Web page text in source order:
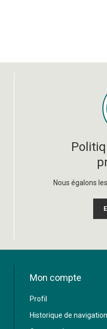
Nous égalons
Mon compte
Profil
Historique de navigation